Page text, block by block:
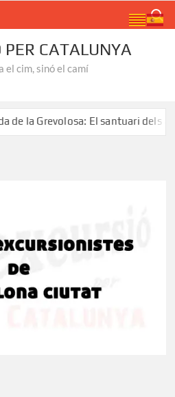
PER CATALUNYA
el cim, sinó el camí
la Grevolosa: El santuari dels